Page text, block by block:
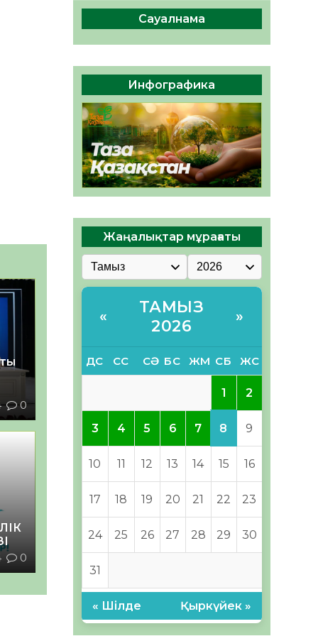
0
0
Руслан Рүстемұлы облыс
әкімінің кеңесшісі болып
тағайындалды
05.08.2026
54 0
Сауалнама
Инфографика
Жаңалықтар мұрағаты
«
ТАМЫЗ
2026
»
ДС СС СӘ БС ЖМ СБ ЖС
1 2
3 4 5 6 7 8 9
10 11 12 13 14 15 16
17 18 19 20 21 22 23
24 25 26 27 28 29 30
31
« Шілде Қыркүйек »